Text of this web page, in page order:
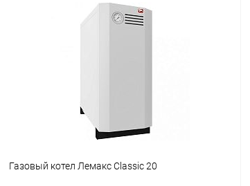
Газовый котел Лемакс Classic 20